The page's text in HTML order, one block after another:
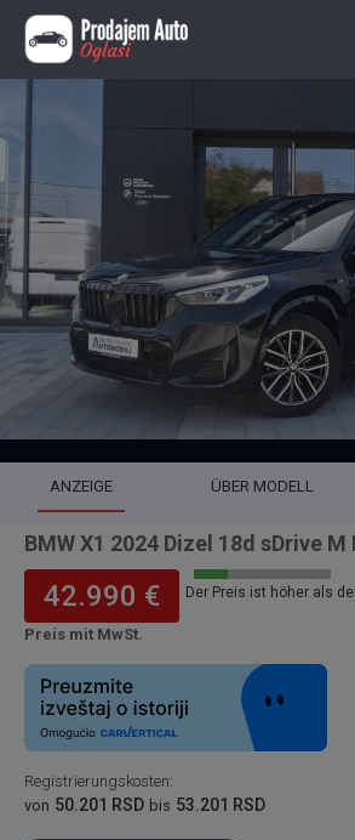
ANZEIGE ÜBER MODELL
BMW X1 2024 Dizel 18d sDrive
42.990 €
Preis mit MwSt.
Der Preis ist höher als
Registrierungskosten:
von 50.201 RSD bis 53.201 RSD